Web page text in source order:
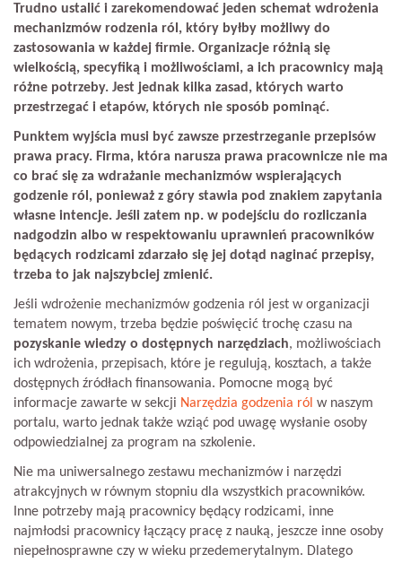
Trudno ustalić i zarekomendować jeden schemat wdrożenia
mechanizmów rodzenia ról, który byłby możliwy do
zastosowania w każdej firmie. Organizacje różnią się
wielkością, specyfiką i możliwościami, a ich pracownicy mają
różne potrzeby. Jest jednak kilka zasad, których warto
przestrzegać i etapów, których nie sposób pominąć.
Punktem wyjścia musi być zawsze przestrzeganie przepisów
prawa pracy. Firma, która narusza prawa pracownicze nie ma
co brać się za wdrażanie mechanizmów wspierających
godzenie ról, ponieważ z góry stawia pod znakiem zapytania
własne intencje. Jeśli zatem np. w podejściu do rozliczania
nadgodzin albo w respektowaniu uprawnień pracowników
będących rodzicami zdarzało się jej dotąd naginać przepisy,
trzeba to jak najszybciej zmienić.
Jeśli wdrożenie mechanizmów godzenia ról jest w organizacji
tematem nowym, trzeba będzie poświęcić trochę czasu na
pozyskanie wiedzy o dostępnych narzędziach, możliwościach
ich wdrożenia, przepisach, które je regulują, kosztach, a także
dostępnych źródłach finansowania. Pomocne mogą być
informacje zawarte w sekcji Narzędzia godzenia ról w naszym
portalu, warto jednak także wziąć pod uwagę wysłanie osoby
odpowiedzialnej za program na szkolenie.
Nie ma uniwersalnego zestawu mechanizmów i narzędzi
atrakcyjnych w równym stopniu dla wszystkich pracowników.
Inne potrzeby mają pracownicy będący rodzicami, inne
najmłodsi pracownicy łączący pracę z nauką, jeszcze inne osoby
niepełnosprawne czy w wieku przedemerytalnym. Dlatego